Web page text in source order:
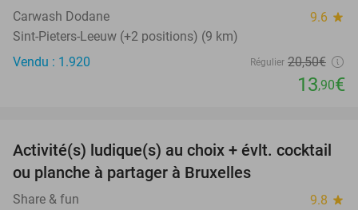
Carwash Dodane 9.6 star
Sint-Pieters-Leeuw (+2 positions) (9 km)
Vendu : 1.920
Régulier 20,50€
13,90€
46%
Activité(s) ludique(s) au choix + évlt. cocktail
ou planche à partager à Bruxelles
Share & fun 9.8 star